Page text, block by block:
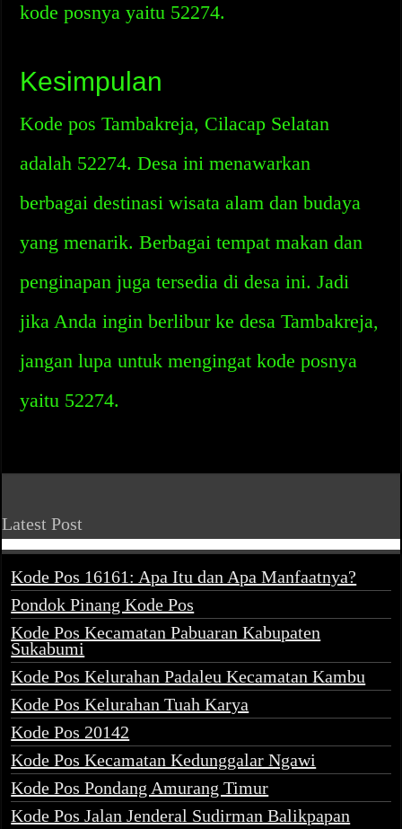
kode posnya yaitu 52274.
Kesimpulan
Kode pos Tambakreja, Cilacap Selatan
adalah 52274. Desa ini menawarkan
berbagai destinasi wisata alam dan budaya
yang menarik. Berbagai tempat makan dan
penginapan juga tersedia di desa ini. Jadi
jika Anda ingin berlibur ke desa Tambakreja,
jangan lupa untuk mengingat kode posnya
yaitu 52274.
Latest Post
Kode Pos 16161: Apa Itu dan Apa Manfaatnya?
Pondok Pinang Kode Pos
Kode Pos Kecamatan Pabuaran Kabupaten
Sukabumi
Kode Pos Kelurahan Padaleu Kecamatan Kambu
Kode Pos Kelurahan Tuah Karya
Kode Pos 20142
Kode Pos Kecamatan Kedunggalar Ngawi
Kode Pos Pondang Amurang Timur
Kode Pos Jalan Jenderal Sudirman Balikpapan